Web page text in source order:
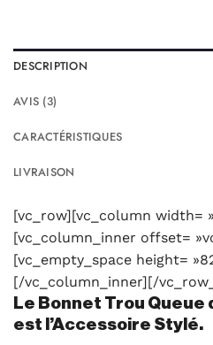
DESCRIPTION
AVIS (3)
CARACTÉRISTIQUES
LIVRAISON
[vc_row][vc_column width=
[vc_column_inner offset=
[vc_empty_space height=
[/vc_column_inner][/
Le Bonnet Trou Queue
est l’Accessoire Stylé.